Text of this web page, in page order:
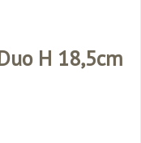
H 18,5cm